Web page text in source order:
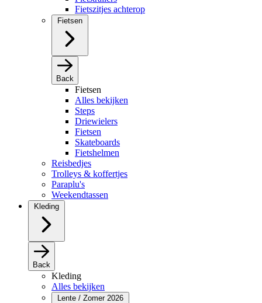
Fietszitjes achterop
Fietsen
Back
Fietsen
Alles bekijken
Steps
Driewielers
Fietsen
Skateboards
Fietshelmen
Reisbedjes
Trolleys & koffertjes
Paraplu's
Weekendtassen
Kleding
Back
Kleding
Alles bekijken
Lente / Zomer 2026